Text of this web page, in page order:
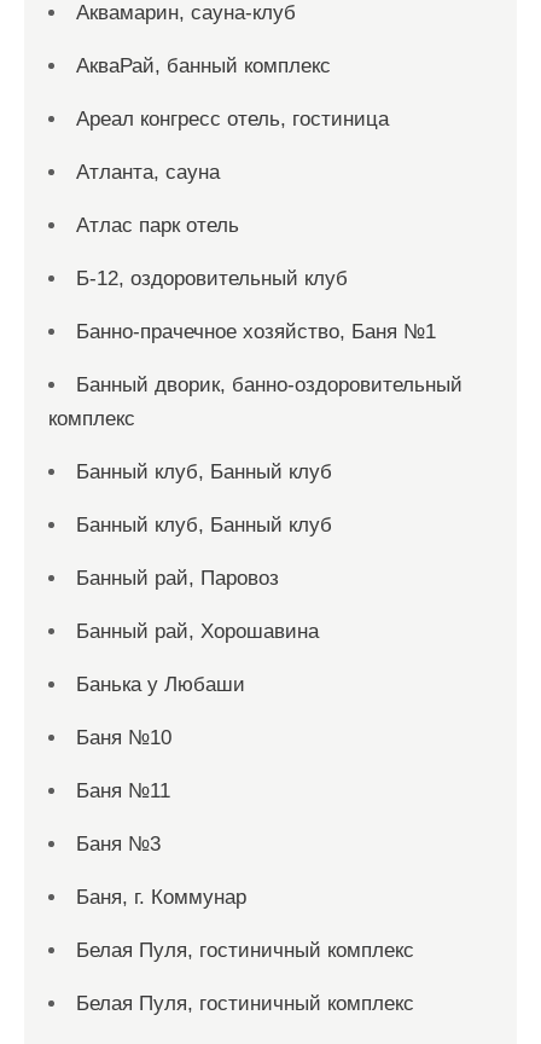
Аквамарин, сауна-клуб
АкваРай, банный комплекс
Ареал конгресс отель, гостиница
Атланта, сауна
Атлас парк отель
Б-12, оздоровительный клуб
Банно-прачечное хозяйство, Баня №1
Банный дворик, банно-оздоровительный
комплекс
Банный клуб, Банный клуб
Банный клуб, Банный клуб
Банный рай, Паровоз
Банный рай, Хорошавина
Банька у Любаши
Баня №10
Баня №11
Баня №3
Баня, г. Коммунар
Белая Пуля, гостиничный комплекс
Белая Пуля, гостиничный комплекс